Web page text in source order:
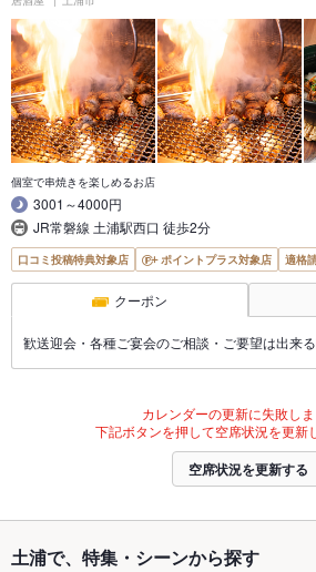
個室で串焼きを楽しめるお店
3001～4000円
JR常磐線 土浦駅西口 徒歩2分
口コミ投稿特典対象店 ポイントプラス対象店 適格
クーポン
歓送迎会・各種ご宴会のご相談・ご要望は出来
カレンダーの更新に失敗しま
下記ボタンを押して空席状況を更新
空席状況を更新する
土浦で、特集・シーンから探す